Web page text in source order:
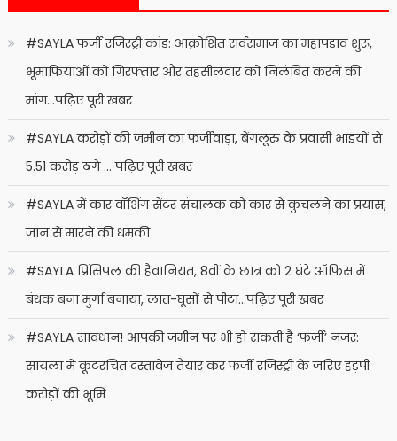
#SAYLA फर्जी रजिस्ट्री कांड: आक्रोशित सर्वसमाज का महापड़ाव शुरू,
भूमाफियाओं को गिरफ्तार और तहसीलदार को निलंबित करने की
मांग…पढ़िए पूरी खबर
#SAYLA करोड़ों की जमीन का फर्जीवाड़ा, बेंगलूरु के प्रवासी भाइयों से
5.51 करोड़ ठगे … पढ़िए पूरी खबर
#SAYLA में कार वॉशिंग सेंटर संचालक को कार से कुचलने का प्रयास,
जान से मारने की धमकी
#SAYLA प्रिंसिपल की हैवानियत, 8वीं के छात्र को 2 घंटे ऑफिस में
बंधक बना मुर्गा बनाया, लात-घूंसों से पीटा…पढ़िए पूरी खबर
#SAYLA सावधान! आपकी जमीन पर भी हो सकती है ‘फर्जी’ नजर:
सायला में कूटरचित दस्तावेज तैयार कर फर्जी रजिस्ट्री के जरिए हड़पी
करोड़ों की भूमि